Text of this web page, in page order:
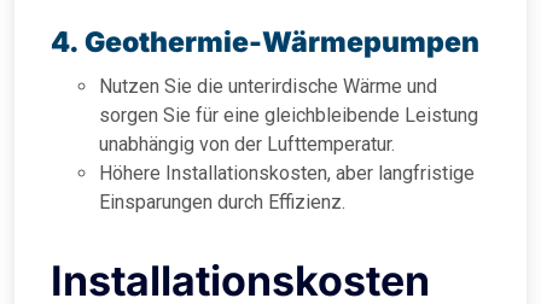
4. Geothermie-Wärmepumpen
Nutzen Sie die unterirdische Wärme und
sorgen Sie für eine gleichbleibende Leistung
unabhängig von der Lufttemperatur.
Höhere Installationskosten, aber langfristige
Einsparungen durch Effizienz.
Installationskosten